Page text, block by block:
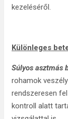
kezeléséről.
Különleges
Súlyos asztmás
rohamok
rendszeresen
kontroll alatt